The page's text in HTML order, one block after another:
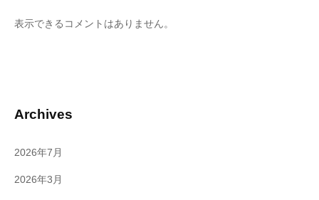
表示できるコメントはありません。
Archives
2026年7月
2026年3月